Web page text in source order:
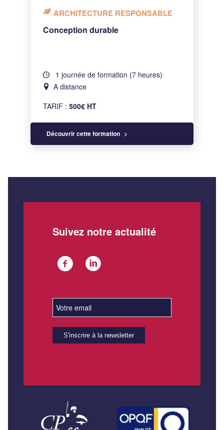
ARCHITECTURE RESPONSABLE
Conception durable
1 journée de formation (7 heures)
A distance
TARIF :500€ HT
Découvrir cette formation
Suivez notre actualité